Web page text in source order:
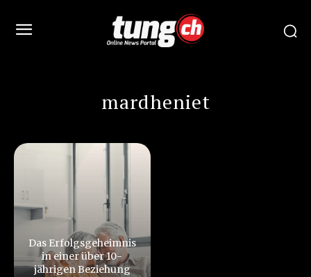
mardheniet
Das Erfolgsgeheimnis
in einer über 10-
jährigen Beziehung